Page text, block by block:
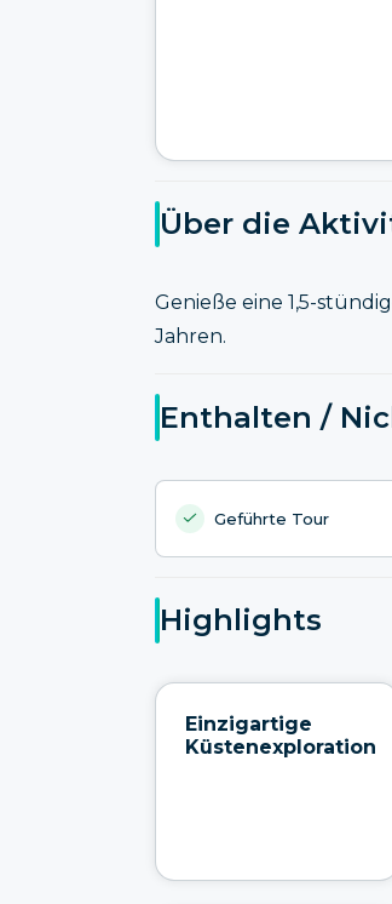
Über die
Genieße eine 1,5-
Jahren.
Enthalten /
Geführte Tour
Highlights
Einzigartige
Küstenexploration